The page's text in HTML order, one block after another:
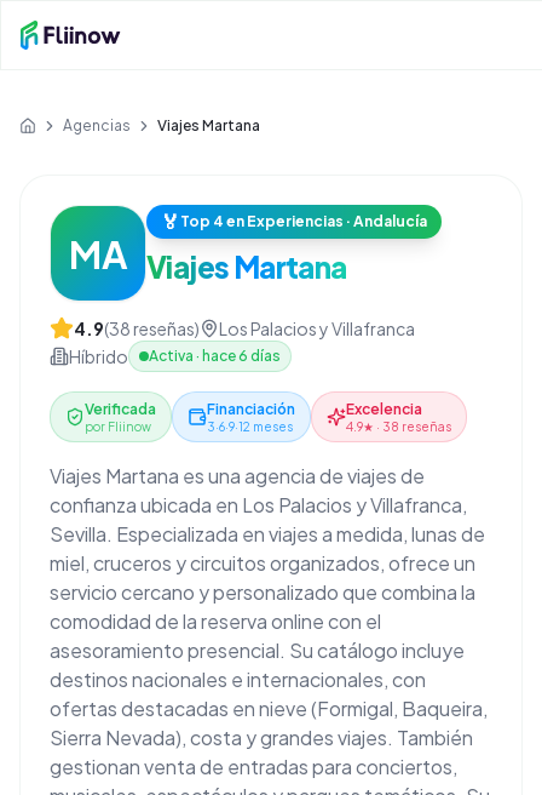
Inicio Agencias Viajes Martana
MA
🏅 Top 4 en Experiencias · Andalucía
Viajes Martana
4.9(38reseñas)
Los Palacios y Villafranca
Híbrido
Activa · hace 6 días
Verificada
por Fliinow
Financiación
3·6·9·12 meses
Excelencia
4.9★ · 38 reseñas
Viajes Martana es una agencia de viajes de
confianza ubicada en Los Palacios y Villafranca,
Sevilla. Especializada en viajes a medida, lunas de
miel, cruceros y circuitos organizados, ofrece un
servicio cercano y personalizado que combina la
comodidad de la reserva online con el
asesoramiento presencial. Su catálogo incluye
destinos nacionales e internacionales, con
ofertas destacadas en nieve (Formigal, Baqueira,
Sierra Nevada), costa y grandes viajes. También
gestionan venta de entradas para conciertos,